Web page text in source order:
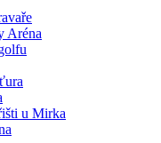
Aréna
u Mirka